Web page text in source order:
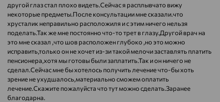
другой глаз стал плохо видеть.Сейчас я расплывчато вижу
некоторые предметы.После консультации мне сказали.что
хрусталик неправильно расположиля и с этим ничего нельзя
поделать.Так же мне постоянно что-то трет в глазу.Другой врач на
это мне сказал ,что шов расположен глубоко ,но это можно
исправить,только он не хочет из-зи такой мелочи заставлять платить
пенсионера,хотя мы готовы были заплатить.Так и он ничего не
сделал.Сейчас мне бы хотелось получить лечение что-бы хоть
зрение не ухудшалось,материально сможем оплатить
лечение.Скажите пожалуйста что тут можно сделать.Заранее
благодарна.